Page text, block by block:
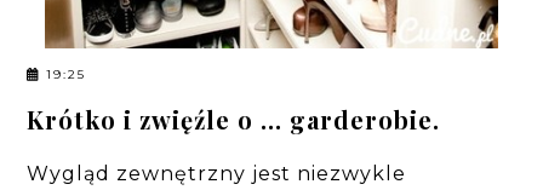
19:25
Krótko i zwięźle o ... garderobie.
Wygląd zewnętrzny jest niezwykle